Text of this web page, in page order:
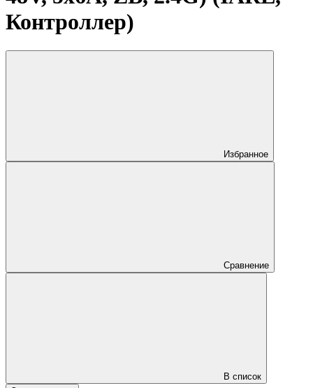
Контроллер)
Избранное
Сравнение
В список